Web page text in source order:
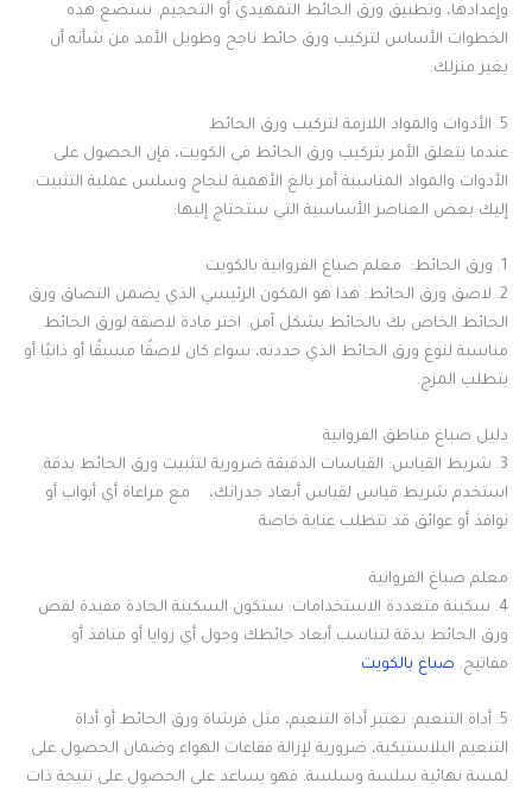
وإعدادها، وتطبيق ورق الحائط التمهيدي أو التحجيم. ستضع هذه
الخطوات الأساس لتركيب ورق حائط ناجح وطويل الأمد من شأنه أن
يغير منزلك.
5. الأدوات والمواد اللازمة لتركيب ورق الحائط
عندما يتعلق الأمر بتركيب ورق الحائط في الكويت، فإن الحصول على
الأدوات والمواد المناسبة أمر بالغ الأهمية لنجاح وسلس عملية التثبيت.
إليك بعض العناصر الأساسية التي ستحتاج إليها:
1. ورق الحائط: معلم صباغ الفروانية بالكويت
2. لاصق ورق الحائط: هذا هو المكون الرئيسي الذي يضمن التصاق ورق
الحائط الخاص بك بالحائط بشكل آمن. اختر مادة لاصقة لورق الحائط
مناسبة لنوع ورق الحائط الذي حددته، سواء كان لاصقًا مسبقًا أو ذاتيًا أو
يتطلب المزج.
دليل صباغ مناطق الفروانية
3. شريط القياس: القياسات الدقيقة ضرورية لتثبيت ورق الحائط بدقة.
استخدم شريط قياس لقياس أبعاد جدرانك، مع مراعاة أي أبواب أو
نوافذ أو عوائق قد تتطلب عناية خاصة
معلم صباغ الفروانية
4. سكينة متعددة الاستخدامات: ستكون السكينة الحادة مفيدة لقص
ورق الحائط بدقة لتناسب أبعاد حائطك وحول أي زوايا أو منافذ أو
مفاتيح. صباغ بالكويت
5. أداة التنعيم: تعتبر أداة التنعيم، مثل فرشاة ورق الحائط أو أداة
التنعيم البلاستيكية، ضرورية لإزالة فقاعات الهواء وضمان الحصول على
لمسة نهائية سلسة وسلسة. فهو يساعد على الحصول على نتيجة ذات